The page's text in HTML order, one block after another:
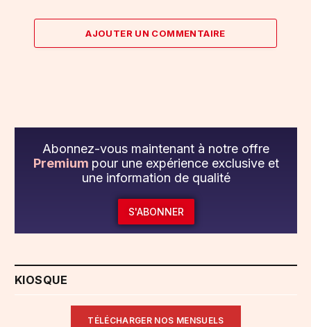
AJOUTER UN COMMENTAIRE
Abonnez-vous maintenant à notre offre
Premium pour une expérience exclusive et
une information de qualité
S'ABONNER
KIOSQUE
TÉLÉCHARGER NOS MENSUELS